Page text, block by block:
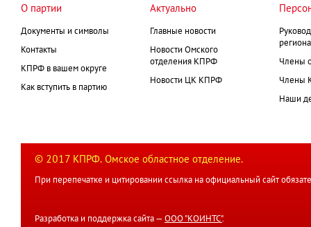
О партии
Документы и символы
Контакты
КПРФ в вашем округе
Как вступить в партию
Актуально
Главные новости
Новости Омского
отделения КПРФ
Новости ЦК КПРФ
Члены
Члены
Наши
© 2017 КПРФ. Омское областное отделение.
При перепечатке и цитировании ссылка на официальный сайт
Разработка и поддержка сайта — ООО "КОИНТС".